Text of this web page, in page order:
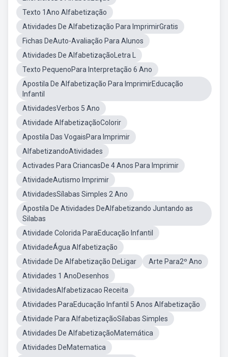
Texto 1Ano Alfabetização
Atividades De Alfabetização Para ImprimirGratis
Fichas DeAuto-Avaliação Para Alunos
Atividades De AlfabetizaçãoLetra L
Texto PequenoPara Interpretação 6 Ano
Apostila De Alfabetização Para ImprimirEducação
Infantil
AtividadesVerbos 5 Ano
Atividade AlfabetizaçãoColorir
Apostila Das VogaisPara Imprimir
AlfabetizandoAtividades
Activades Para CriancasDe 4 Anos Para Imprimir
AtividadeAutismo Imprimir
AtividadesSílabas Simples 2 Ano
Apostila De Atividades DeAlfabetizando Juntando as
Silabas
Atividade Colorida ParaEducação Infantil
AtividadeÁgua Alfabetização
Atividade De Alfabetização DeLigar
Arte Para2º Ano
Atividades 1 AnoDesenhos
AtividadesAlfabetizacao Receita
Atividades ParaEducação Infantil 5 Anos Alfabetização
Atividade Para AlfabetizaçãoSílabas Simples
Atividades De AlfabetizaçãoMatemática
Atividades DeMatematica